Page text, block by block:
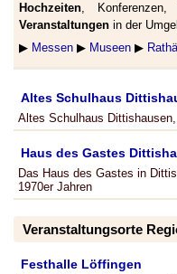
Hochzeiten, Konferenzen,
Veranstaltungen in der
▶ Messen ▶ Museen ▶
Altes Schulhaus
Altes Schulhaus
Haus des Gastes
Das Haus des Gastes in
1970er Jahren
Veranstaltungsorte
Festhalle Löffingen